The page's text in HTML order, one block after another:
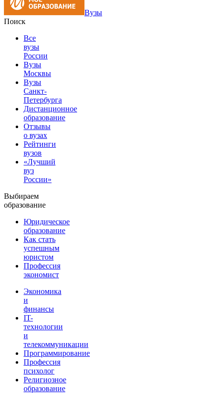
Вузы
Поиск
Все
вузы
России
Вузы
Москвы
Вузы
Санкт-
Петербурга
Дистанционное
образование
Отзывы
о вузах
Рейтинги
вузов
«Лучший
вуз
России»
Выбираем
образование
Юридическое
образование
Как стать
успешным
юристом
Профессия
экономист
Экономика
и
финансы
IT-
технологии
и
телекоммуникации
Программирование
Профессия
психолог
Религиозное
образование